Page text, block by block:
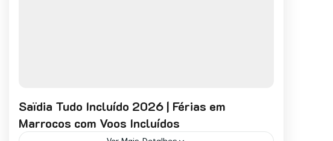
Saïdia Tudo Incluído 2026 | Férias em
Marrocos com Voos Incluídos